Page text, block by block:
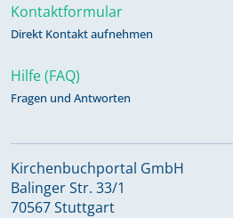
Kontaktformular
Direkt Kontakt aufnehmen
Hilfe (FAQ)
Fragen und Antworten
Kirchenbuchportal GmbH
Balinger Str. 33/1
70567 Stuttgart